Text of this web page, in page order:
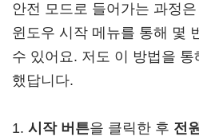
안전 모드로 들어가는 과정
윈도우 시작 메뉴를 통해 몇
수 있어요. 저도 이 방법을
했답니다.
시작 버튼을 클릭한 후 전